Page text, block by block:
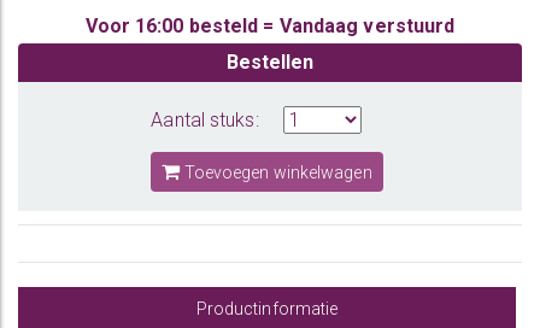
Voor 16:00 besteld = Vandaag verstuurd
Bestellen
Aantal stuks:
Toevoegen winkelwagen
Productinformatie